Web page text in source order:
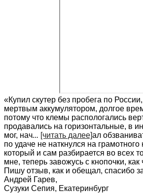
«Купил скутер без пробега по
мертвым аккумулятором, долгое
потому что клемы распологались
продавались на горизонтальные, в
мог, нач... [читать далее]ал
по удаче не наткнулся на грамотного
который и сам разбирается во всех
мне, теперь завожусь с кнопочки, как
Пишу отзыв, как и обещал, спасибо
Андрей Гарев,
Сузуки Сепия, Екатеринбург